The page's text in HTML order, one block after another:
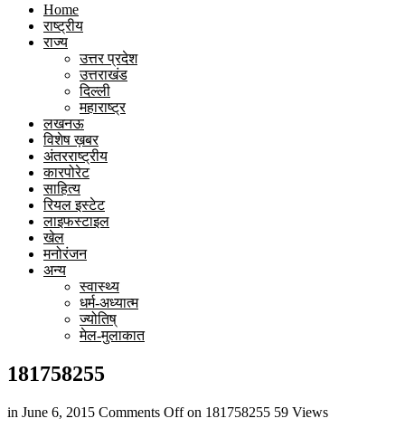
Home
राष्ट्रीय
राज्य
उत्तर प्रदेश
उत्तराखंड
दिल्ली
महाराष्ट्र
लखनऊ
विशेष ख़बर
अंतरराष्ट्रीय
कारपोरेट
साहित्य
रियल इस्टेट
लाइफस्टाइल
खेल
मनोरंजन
अन्य
स्वास्थ्य
धर्म-अध्यात्म
ज्योतिष्
मेल-मुलाकात
181758255
in June 6, 2015 Comments Offon 181758255 59 Views